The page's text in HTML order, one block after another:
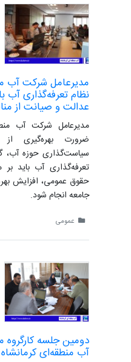
مدیرعامل شرکت آب
نظام تعرفه‌گذاری آب
عدالت و صیانت از
مدیرعامل شرکت آب
ضرورت بهره‌گیری
سیاست‌گذاری حوزه آب،
تعرفه‌گذاری آب باید بر
حقوق عمومی، افزایش
جامعه انجام شود.
عمومی
دومین جلسه
آب منطقه‌ای کرمانشاه